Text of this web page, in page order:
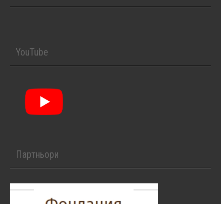
YouTube
Партньори